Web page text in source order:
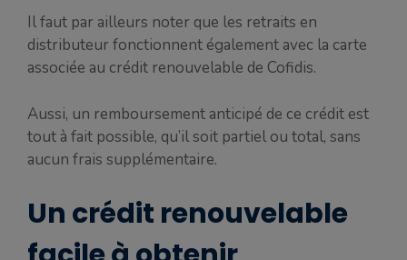
Il faut par ailleurs noter que les retraits en
distributeur fonctionnent également avec la carte
associée au crédit renouvelable de Cofidis.
Aussi, un remboursement anticipé de ce crédit est
tout à fait possible, qu’il soit partiel ou total, sans
aucun frais supplémentaire.
Un crédit renouvelable